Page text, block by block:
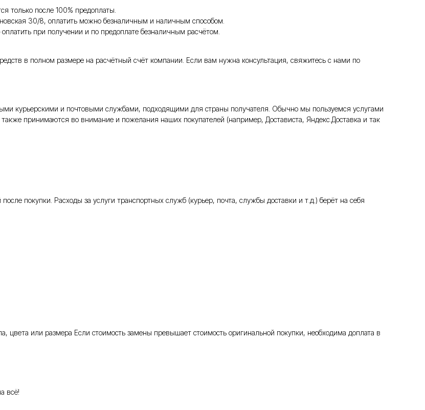
только после 100% предоплаты.
30/8, оплатить можно безналичным и наличным способом.
при получении и по предоплате безналичным расчётом.
в полном размере на расчётный счёт компании. Если вам нужна консультация, свяжитесь с нами по
курьерскими и почтовыми службами, подходящими для страны получателя. Обычно мы пользуемся услугами
принимаются во внимание и пожелания наших покупателей (например, Достависта, Яндекс.Доставка и так
покупки. Расходы за услуги транспортных служб (курьер, почта, службы доставки и т.д.) берёт на себя
цвета или размера Если стоимость замены превышает стоимость оригинальной покупки, необходима доплата в
всё!